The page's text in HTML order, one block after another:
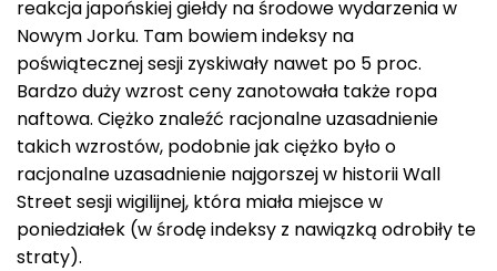
reakcja japońskiej giełdy na środowe wydarzenia w
Nowym Jorku. Tam bowiem indeksy na
poświątecznej sesji zyskiwały nawet po 5 proc.
Bardzo duży wzrost ceny zanotowała także ropa
naftowa. Ciężko znaleźć racjonalne uzasadnienie
takich wzrostów, podobnie jak ciężko było o
racjonalne uzasadnienie najgorszej w historii Wall
Street sesji wigilijnej, która miała miejsce w
poniedziałek (w środę indeksy z nawiązką odrobiły te
straty).